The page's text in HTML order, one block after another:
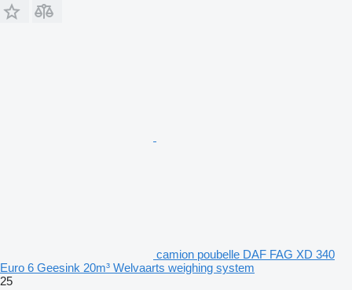
camion poubelle DAF FAG XD 340
Euro 6 Geesink 20m³ Welvaarts weighing system
25